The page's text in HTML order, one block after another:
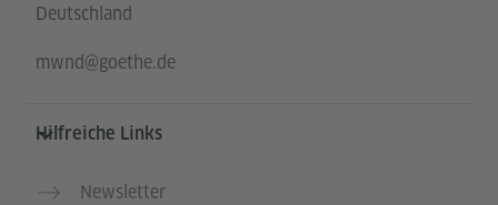
Deutschland
mwnd@goethe.de
Hilfreiche Links
Newsletter